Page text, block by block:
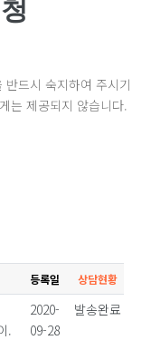
드시 숙지하여 주시기
는 제공되지 않습니다.
등록일 상담현황
.
2020-
09-28
발송완료